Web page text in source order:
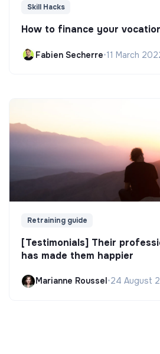
Skill Hacks
How to finance your
Fabien Secherre•11 March
Retraining guide
[Testimonials] Their
has made them happier
Marianne Roussel •24 August